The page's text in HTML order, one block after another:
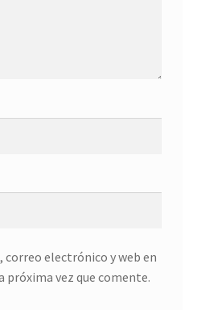
correo electrónico y web en
próxima vez que comente.